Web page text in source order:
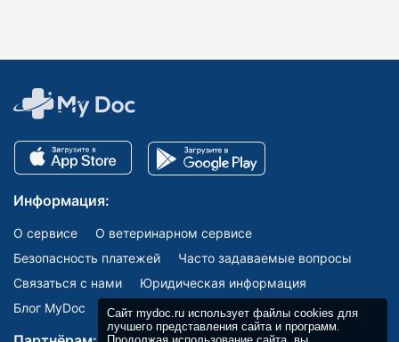
Сайт mydoc.ru использует файлы cookies для
лучшего представления сайта и программ.
Информация:
О сервисе
О ветеринарном сервисе
Безопасность платежей
Часто задаваемые вопросы
Связаться с нами
Юридическая информация
Блог MyDoc